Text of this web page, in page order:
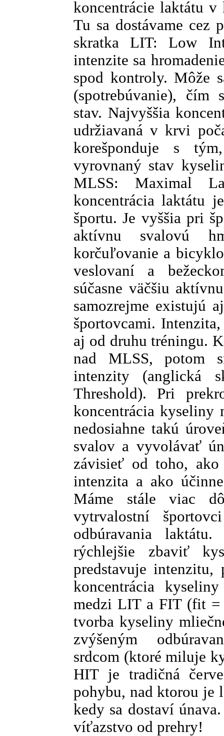
koncentrácie laktátu
Tu sa dostávame cez
skratka LIT: Low
intenzite sa
spod kontroly. Môže
(spotrebúvanie), čím
stav. Najvyššia
udržiavaná v krvi
korešponduje s
vyrovnaný stav
MLSS: Maximal
koncentrácia laktátu
športu. Je vyššia pri
aktívnu svalovú
korčuľovanie a
veslovaní a
súčasne väčšiu
samozrejme existujú
športovcami.
aj od druhu tréningu.
nad MLSS, potom
intenzity (anglická
Threshold). Pri
koncentrácia
nedosiahne takú
svalov a vyvolávať
závisieť od toho,
intenzita a ako
Máme stále viac
vytrvalostní
odbúravania
rýchlejšie zbaviť
predstavuje
koncentrácia
medzi LIT a FIT (fit =
tvorba kyseliny
zvýšeným
srdcom (ktoré miluje
HIT je tradičná
pohybu, nad ktorou je
kedy sa dostaví
víťazstvo od prehry!